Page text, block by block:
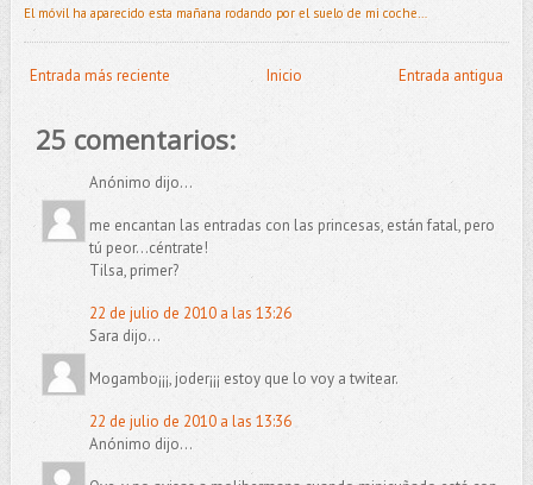
El móvil ha aparecido esta mañana rodando por el suelo de mi coche…
Entrada más reciente Entrada antigua
Inicio
25 comentarios:
Anónimo dijo...
me encantan las entradas con las princesas, están fatal, pero
tú peor...céntrate!
Tilsa, primer?
22 de julio de 2010 a las 13:26
Sara dijo...
Mogambo¡¡¡, joder¡¡¡ estoy que lo voy a twitear.
22 de julio de 2010 a las 13:36
Anónimo dijo...